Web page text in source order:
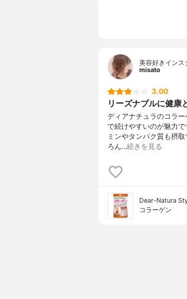
美容好きインス
misato
3.00
リーズナブルに健康
ディアナチュラのコラ
で続けやすいのが魅力
ミンやタンパク質も摂
ろん…続きを見る
Dear-Natura
コラーゲン